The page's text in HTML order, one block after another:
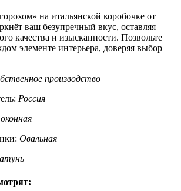
на итальянской коробочке от
ваш безупречный вкус, оставляя
качества и изысканности. Позвольте
элементе интерьера, доверяя выбор
производство
Россия
оконная
Овальная